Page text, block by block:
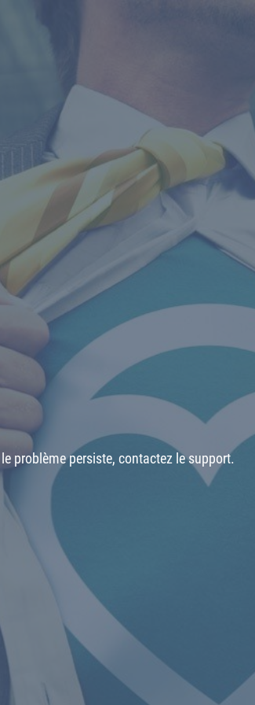
problème persiste, contactez le support.